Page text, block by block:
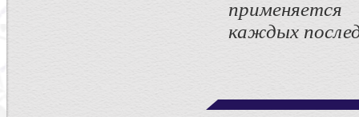
каждых